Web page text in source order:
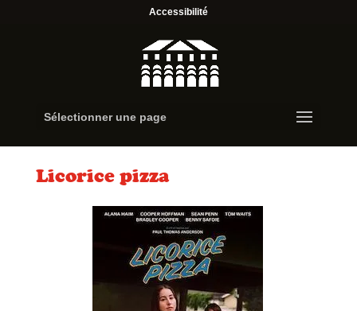
Accessibilité
Sélectionner une page
Licorice pizza